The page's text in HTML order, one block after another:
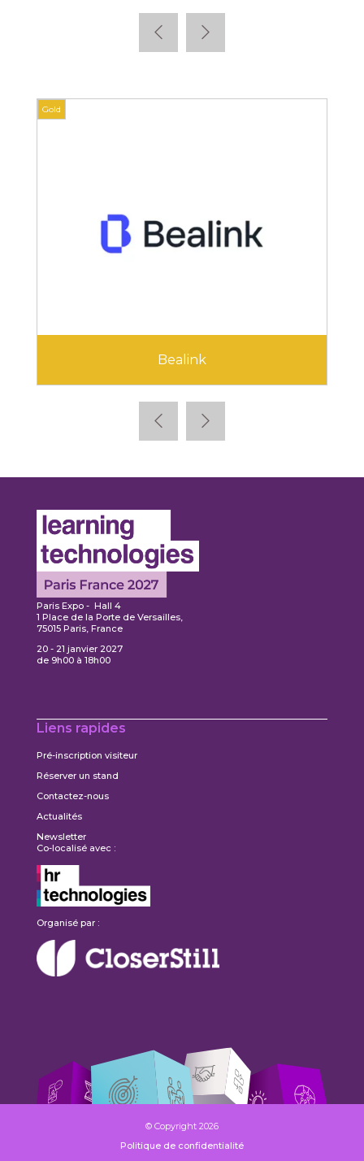
Gold
Bealink
Paris Expo - Hall 4
1 Place de la Porte de Versailles,
75015 Paris, France
20 - 21 janvier 2027
de 9h00 à 18h00
Liens rapides
Pré-inscription visiteur
Réserver un stand
Contactez-nous
Actualités
Newsletter
Co-localisé avec :
Organisé par :
© Copyright 2026
Politique de confidentialité